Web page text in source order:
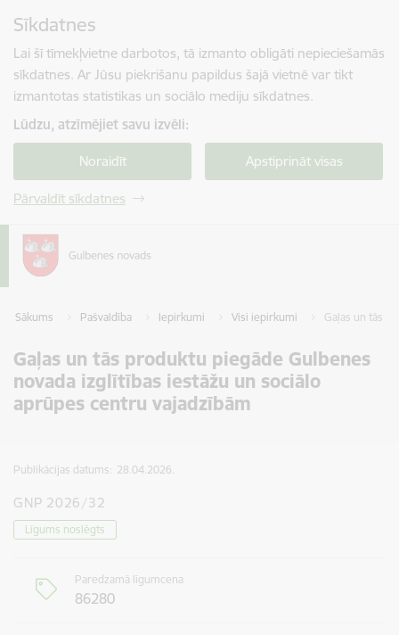
Sīkdatnes
Lai šī tīmekļvietne darbotos, tā izmanto obligāti nepieciešamās
sīkdatnes. Ar Jūsu piekrišanu papildus šajā vietnē var tikt
izmantotas statistikas un sociālo mediju sīkdatnes.
Lūdzu, atzīmējiet savu izvēli:
Noraidīt Apstiprināt visas
Pārvaldīt sīkdatnes
Sākums Pašvaldība Iepirkumi Visi iepirkumi Gaļas un tās
Gaļas un tās produktu piegāde Gulbenes
novada izglītības iestāžu un sociālo
aprūpes centru vajadzībām
Publikācijas datums: 28.04.2026.
GNP 2026/32
Līgums noslēgts
Paredzamā līgumcena
86280